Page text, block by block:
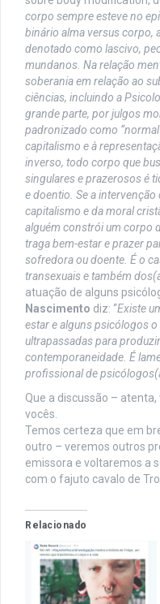
corpo sempre esteve no
binário alma versus corpo,
denotado como lascivo,
mundanos. Na relação
soberania em relação ao
ciências, incluindo a
grande parte, por julgos
padronizado como
capitalismo e à
inverso, todo corpo que
singulares e prazerosos é
e doentio. Se a
capitalismo e da moral
alguém constrói um corpo
traga bem-estar e prazer
sofredora ou doente. É o
transexuais e também
atuação de alguns
Nascimento diz: “Existe
estar e alguns psicólogos
ultrapassadas para
contemporaneidade. É
profissional de
Que a discussão –
vocês.
Temos certeza que em
outro – veremos outros
emissora e voltaremos a
com o fajuto cavalo de
Relacionado